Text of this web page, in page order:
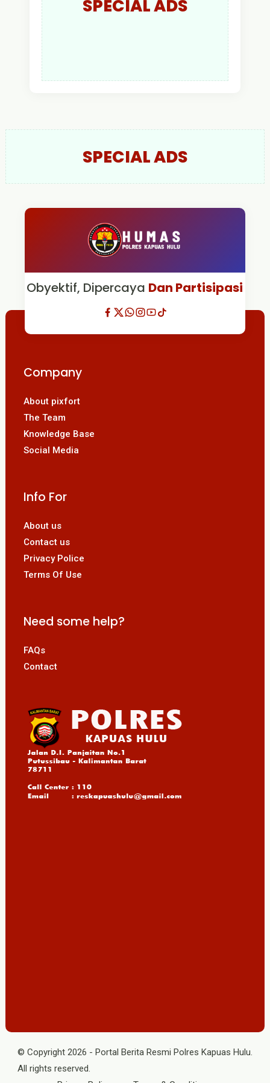
SPECIAL ADS
SPECIAL ADS
Obyektif, Dipercaya Dan Partisipasi
Company
About pixfort
The Team
Knowledge Base
Social Media
Info For
About us
Contact us
Privacy Police
Terms Of Use
Need some help?
FAQs
Contact
© Copyright 2026 - Portal Berita Resmi Polres Kapuas Hulu.
All rights reserved.